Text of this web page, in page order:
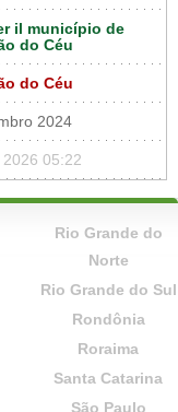
il município de
do Céu
do Céu
2024
2026 05:22
Rio Grande do
Norte
Rio Grande do Sul
Rondônia
Roraima
Santa Catarina
São Paulo